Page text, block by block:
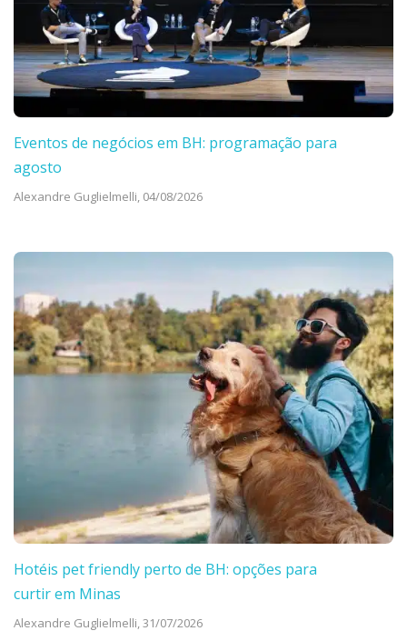
Eventos de negócios em BH: programação para
agosto
Alexandre Guglielmelli, 04/08/2026
Hotéis pet friendly perto de BH: opções para
curtir em Minas
Alexandre Guglielmelli,31/07/2026